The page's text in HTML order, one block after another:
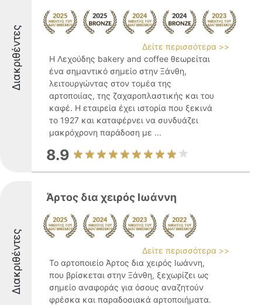
Διακριθέντες
Δείτε περισσότερα >>
Η Λεχούδης bakery and coffee θεωρείται
ένα σημαντικό σημείο στην Ξάνθη,
λειτουργώντας στον τομέα της
αρτοποιίας, της ζαχαροπλαστικής και του
καφέ. Η εταιρεία έχει ιστορία που ξεκινά
το 1927 και καταφέρνει να συνδυάζει
μακρόχρονη παράδοση με ...
8.9
Διακριθέντες
Άρτος δια χειρός Ιωάννη
Δείτε περισσότερα >>
Το αρτοποιείο Άρτος δια χειρός Ιωάννη,
που βρίσκεται στην Ξάνθη, ξεχωρίζει ως
σημείο αναφοράς για όσους αναζητούν
φρέσκα και παραδοσιακά αρτοποιήματα.